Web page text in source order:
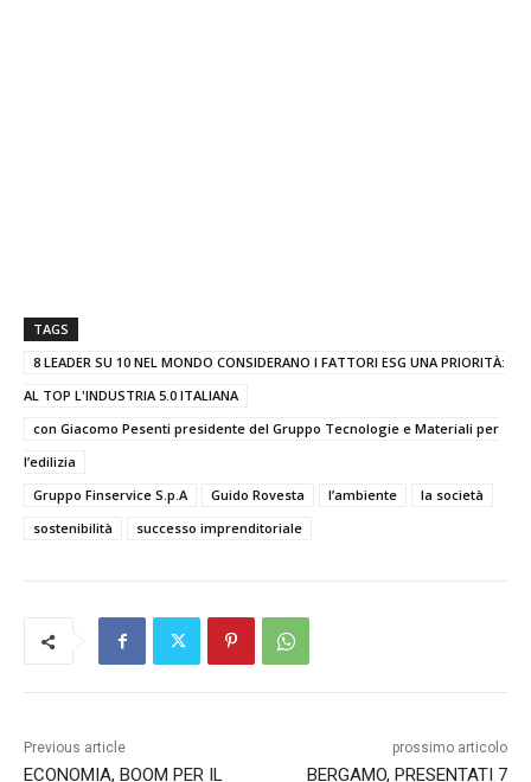
TAGS
8 LEADER SU 10 NEL MONDO CONSIDERANO I FATTORI ESG UNA PRIORITÀ:
AL TOP L'INDUSTRIA 5.0 ITALIANA
con Giacomo Pesenti presidente del Gruppo Tecnologie e Materiali per
l’edilizia
Gruppo Finservice S.p.A
Guido Rovesta l’ambiente
la società
sostenibilità
successo imprenditoriale
Previous article
ECONOMIA, BOOM PER IL
prossimo articolo
BERGAMO, PRESENTATI 7